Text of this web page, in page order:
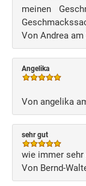
meinen
Von Andrea am
Angelika
Von angelika
sehr gut
wie immer sehr
Von Bernd-